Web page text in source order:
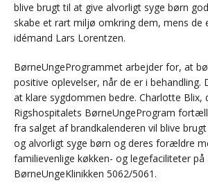
blive brugt til at give alvorligt syge børn
skabe et rart miljø omkring dem, mens de
idémand Lars Lorentzen.
BørneUngeProgrammet arbejder for, at
positive oplevelser, når de er i
at klare sygdommen bedre. Charlotte Blix,
Rigshospitalets BørneUngeProgram
fra salget af brandkalenderen vil blive
og alvorligt syge børn og deres forældre
familievenlige køkken- og legefaciliteter på
BørneUngeKlinikken 5062/5061.